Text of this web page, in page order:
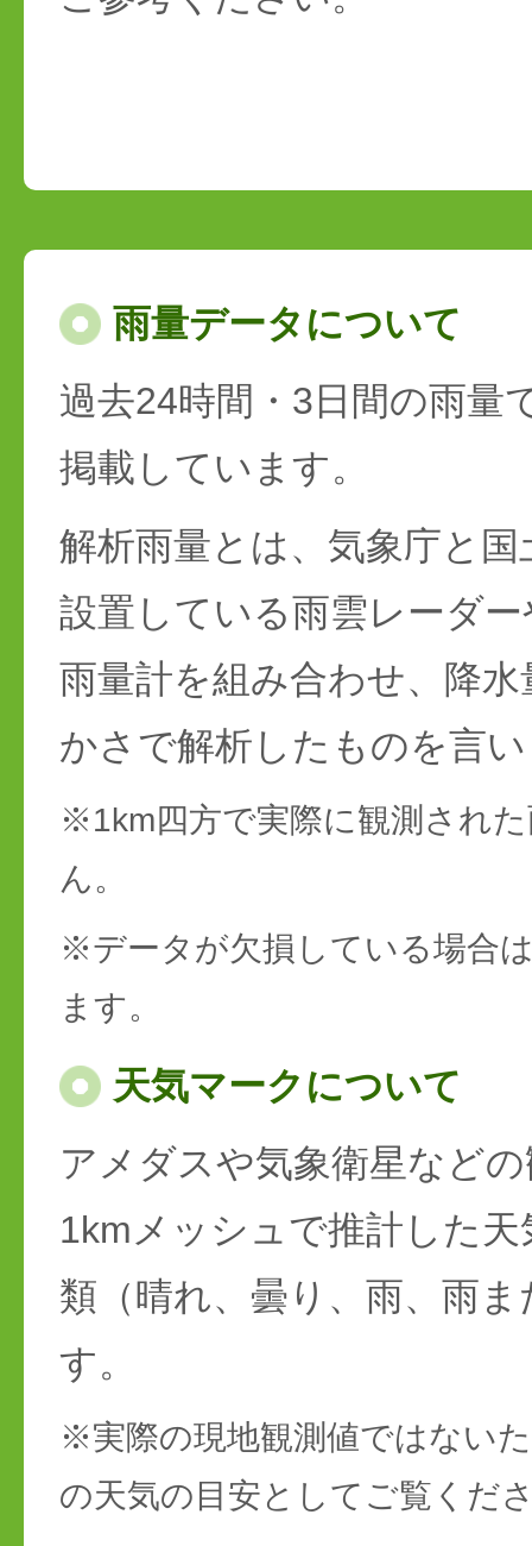
雨量データについて
過去24時間・3日間の雨量
掲載しています。
解析雨量とは、気象庁と
設置している雨雲レーダ
雨量計を組み合わせ、降
かさで解析したものを言
※1km四方で実際に観測され
ん。
※データが欠損している場合
ます。
天気マークについて
アメダスや気象衛星など
1kmメッシュで推計した
類（晴れ、曇り、雨、雨
す。
※実際の現地観測値ではない
の天気の目安としてご覧くだ